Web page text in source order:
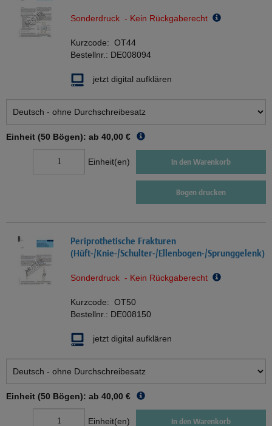
Sonderdruck - Kein Rückgaberecht
Kurzcode: OT44
Bestellnr.: DE008094
jetzt digital aufklären
Einheit (50 Bögen): ab 40,00 €
Einheit(en) In den Warenkorb
Bogen drucken
Periprothetische Frakturen
(Hüft-/Knie-/Schulter-/Ellenbogen-/Sprunggelenk)
Sonderdruck - Kein Rückgaberecht
Kurzcode: OT50
Bestellnr.: DE008150
jetzt digital aufklären
Einheit (50 Bögen): ab 40,00 €
Einheit(en) In den Warenkorb